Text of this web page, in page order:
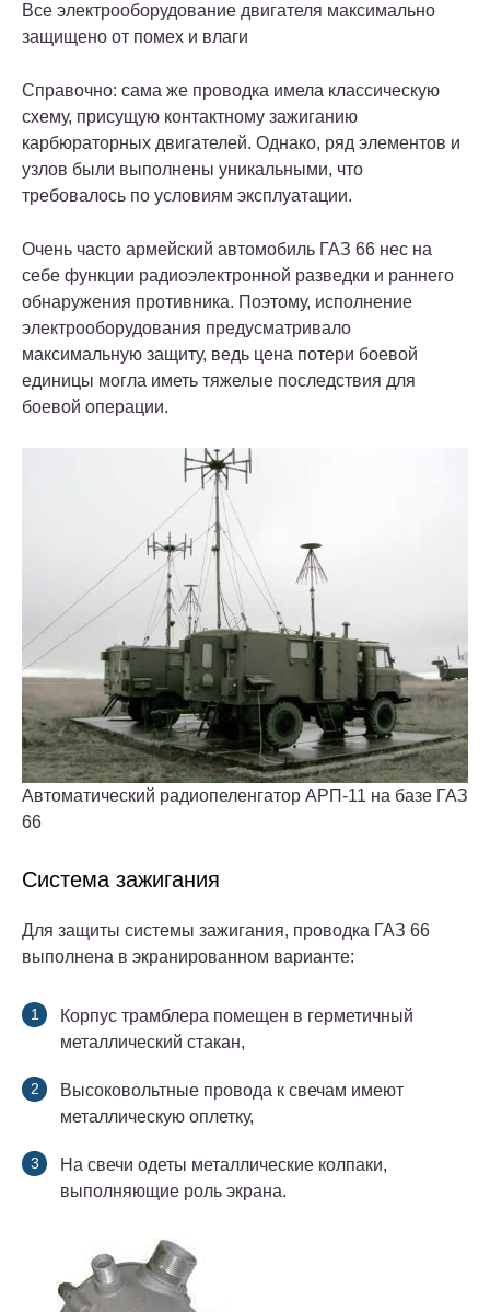
Все электрооборудование двигателя максимально
защищено от помех и влаги
Справочно: сама же проводка имела классическую
схему, присущую контактному зажиганию
карбюраторных двигателей. Однако, ряд элементов и
узлов были выполнены уникальными, что
требовалось по условиям эксплуатации.
Очень часто армейский автомобиль ГАЗ 66 нес на
себе функции радиоэлектронной разведки и раннего
обнаружения противника. Поэтому, исполнение
электрооборудования предусматривало
максимальную защиту, ведь цена потери боевой
единицы могла иметь тяжелые последствия для
боевой операции.
Автоматический радиопеленгатор АРП-11 на базе ГАЗ
66
Система зажигания
Для защиты системы зажигания, проводка ГАЗ 66
выполнена в экранированном варианте:
Корпус трамблера помещен в герметичный
металлический стакан,
Высоковольтные провода к свечам имеют
металлическую оплетку,
На свечи одеты металлические колпаки,
выполняющие роль экрана.